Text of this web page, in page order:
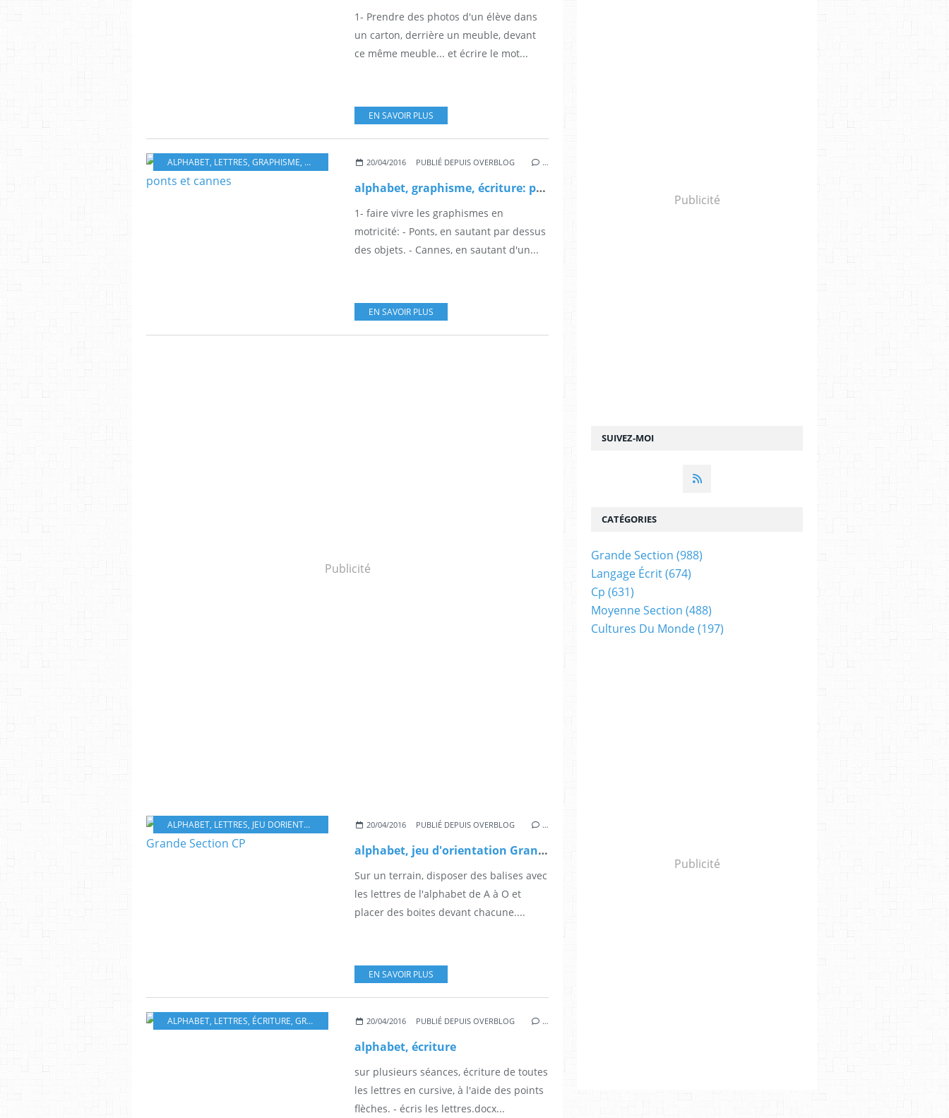
1- Prendre des photos d'un élève dans
un carton, derrière un meuble, devant
ce même meuble... et écrire le mot...
EN SAVOIR PLUS
ALPHABET, LETTRES, GRAPHISME, ÉCRITURE GRANDE SECTION
20/04/2016 PUBLIÉ DEPUIS OVERBLOG …
alphabet, graphisme, écriture: ponts et cannes
1- faire vivre les graphismes en
motricité: - Ponts, en sautant par dessus
des objets. - Cannes, en sautant d'un...
EN SAVOIR PLUS
Publicité
ALPHABET, LETTRES, JEU DORIENTATION MOTRICITÉ,GRANDE SECTION,CP
20/04/2016 PUBLIÉ DEPUIS OVERBLOG …
alphabet, jeu d'orientation Grande Section CP
Sur un terrain, disposer des balises avec
les lettres de l'alphabet de A à O et
placer des boites devant chacune....
EN SAVOIR PLUS
ALPHABET, LETTRES, ÉCRITURE, GRANDE SECTION ,CP
20/04/2016 PUBLIÉ DEPUIS OVERBLOG …
alphabet, écriture
sur plusieurs séances, écriture de toutes
les lettres en cursive, à l'aide des points
flèches. - écris les lettres.docx...
SUIVEZ-MOI
Publicité
CATÉGORIES
Grande Section (988)
Langage Écrit(674)
Cp (631)
Moyenne Section (488)
Cultures Du Monde(197)
Publicité